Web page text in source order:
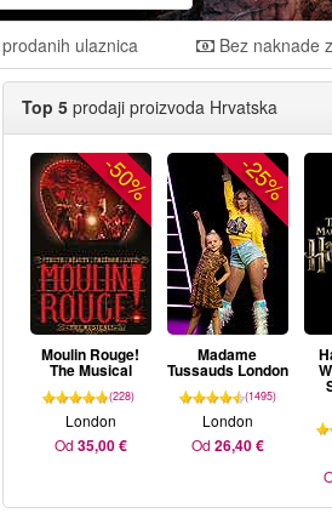
ulaznica Bez naknade
Top 5 prodaji proizvoda Hrvatska
-50%
Moulin Rouge!
The Musical
(228)
London
Od 35,00 €
-25%
Madame
Tussauds London
(1495)
London
Od 26,40 €